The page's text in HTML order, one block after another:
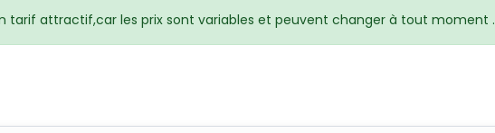
tarif attractif,car les prix sont variables et peuvent changer à tout moment .